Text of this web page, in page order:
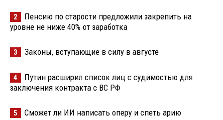
2
Пенсию по старости предложили закрепить на
уровне не ниже 40% от заработка
3 Законы, вступающие в силу в августе
4
Путин расширил список лиц с судимостью для
заключения контракта с ВС РФ
5 Сможет ли ИИ написать оперу и спеть арию